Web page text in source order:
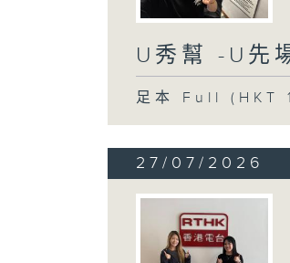
U秀幫 -U先
足本 Full (HKT
27/07/2026